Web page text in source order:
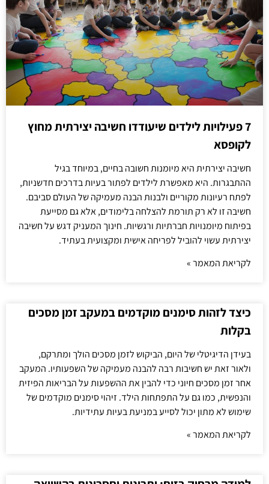
7 פעילויות לילדים שיעודדו חשיבה יצירתית מחוץ
לקופסא
חשיבה יצירתית היא מיומנות חשובה בחיים, במיוחד בגיל
ההתבגרות. היא מאפשרת לילדים לפתור בעיות בדרכים חדשניות,
לפתח רעיונות מקוריים ולבנות הבנה מעמיקה של העולם סביבם.
חשיבה זו לא רק תורמת להצלחה בלימודים, אלא גם מסייעת
בפיתוח מיומנויות חברתיות ורגשיות. חינוך המעניק דגש על חשיבה
יצירתית עשוי להוביל לפריחה אישית ומקצועית בעתיד.
לקריאת המאמר »
כיצד לזהות סימנים מוקדמים במעקב זמן מסכים
בקלות
בעידן הדיגיטלי של היום, הביקוש לזמן מסכים הולך ומתרקם,
ולאור זאת יש חשיבות רבה להבנה מעמיקה של השפעותיו. המעקב
אחר זמן מסכים חיוני כדי להבין את ההשפעות על הבריאות הפיזית
והנפשית, כמו גם על התפתחות הילד. זיהוי סימנים מוקדמים של
שימוש לא מתון יכול לסייע במניעת בעיות עתידיות.
לקריאת המאמר »